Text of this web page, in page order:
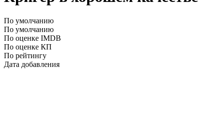
По умолчанию
По умолчанию
По оценке IMDB
По оценке КП
По рейтингу
Дата добавления